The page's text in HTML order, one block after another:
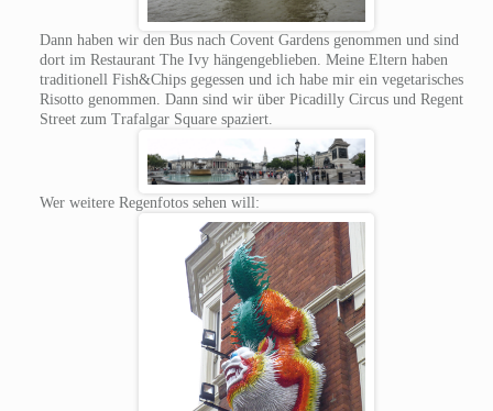
Dann haben wir den Bus nach Covent Gardens genommen und sind
dort im Restaurant The Ivy hängengeblieben. Meine Eltern haben
traditionell Fish&Chips gegessen und ich habe mir ein vegetarisches
Risotto genommen. Dann sind wir über Picadilly Circus und Regent
Street zum Trafalgar Square spaziert.
Wer weitere Regenfotos sehen will: